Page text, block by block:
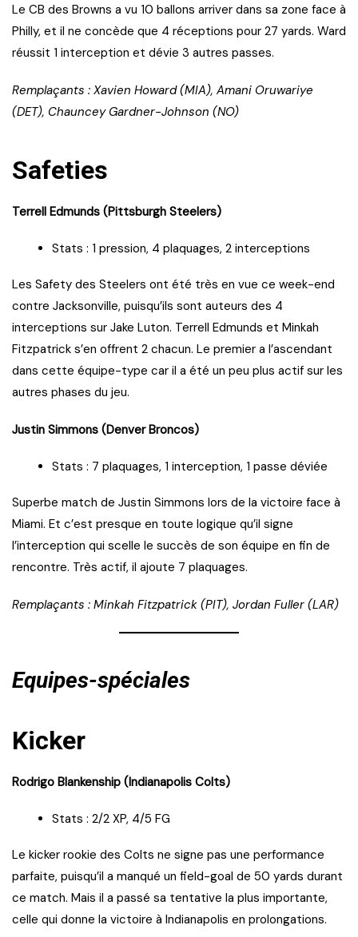
Le CB des Browns a vu 10 ballons arriver dans sa zone face à
Philly, et il ne concède que 4 réceptions pour 27 yards. Ward
réussit 1 interception et dévie 3 autres passes.
Remplaçants : Xavien Howard (MIA), Amani Oruwariye
(DET), Chauncey Gardner-Johnson (NO)
Safeties
Terrell Edmunds (Pittsburgh Steelers)
Stats : 1 pression, 4 plaquages, 2 interceptions
Les Safety des Steelers ont été très en vue ce week-end
contre Jacksonville, puisqu’ils sont auteurs des 4
interceptions sur Jake Luton. Terrell Edmunds et Minkah
Fitzpatrick s’en offrent 2 chacun. Le premier a l’ascendant
dans cette équipe-type car il a été un peu plus actif sur les
autres phases du jeu.
Justin Simmons (Denver Broncos)
Stats : 7 plaquages, 1 interception, 1 passe déviée
Superbe match de Justin Simmons lors de la victoire face à
Miami. Et c’est presque en toute logique qu’il signe
l’interception qui scelle le succès de son équipe en fin de
rencontre. Très actif, il ajoute 7 plaquages.
Remplaçants : Minkah Fitzpatrick (PIT), Jordan Fuller (LAR)
Equipes-spéciales
Kicker
Rodrigo Blankenship (Indianapolis Colts)
Stats : 2/2 XP, 4/5 FG
Le kicker rookie des Colts ne signe pas une performance
parfaite, puisqu’il a manqué un field-goal de 50 yards durant
ce match. Mais il a passé sa tentative la plus importante,
celle qui donne la victoire à Indianapolis en prolongations.